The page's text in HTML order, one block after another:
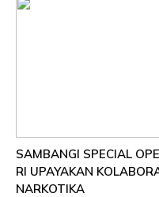
SAMBANGI SPECIAL
RI UPAYAKAN
NARKOTIKA